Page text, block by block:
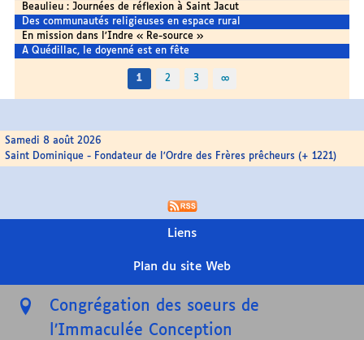
Beaulieu : Journées de réflexion à Saint Jacut
Des communautés religieuses en espace rural
En mission dans l’Indre « Re-source »
A Quédillac, le doyenné est en fête
1 2 3 ∞
Samedi 8 août 2026
Saint Dominique - Fondateur de l’Ordre des Frères prêcheurs (+ 1221)
Liens
Plan du site Web
Congrégation des soeurs de
l’Immaculée Conception